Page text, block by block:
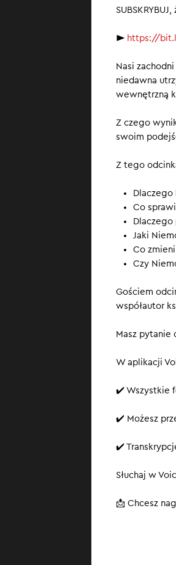
► https://
Nasi
niedawna
wewnętrzną
Z czego
swoim
Z tego
Co
Dlaczego
Jaki
Co
Czy
Gościem
współautor
Masz pytanie
W aplikacji
✔️ Wszystkie
✔️ Możesz
✔️
Słuchaj w
📩 Chcesz